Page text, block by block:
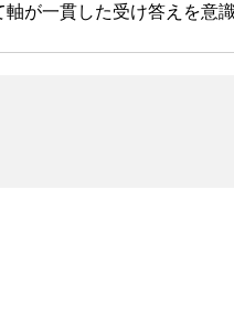
軸が一貫した受け答えを意識